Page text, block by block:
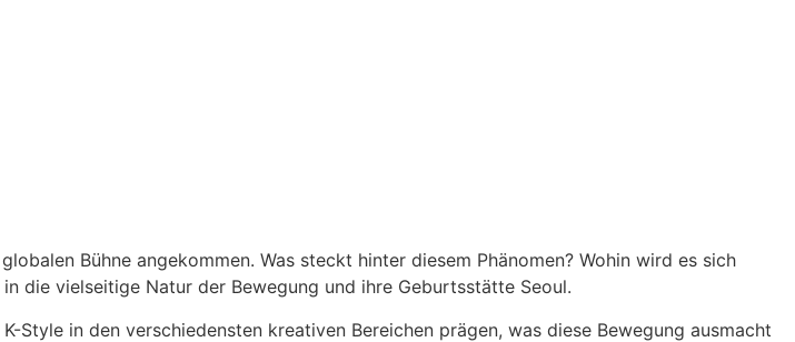
Bühne angekommen. Was steckt hinter diesem Phänomen? Wohin wird es sich
die vielseitige Natur der Bewegung und ihre Geburtsstätte Seoul.
Style in den verschiedensten kreativen Bereichen prägen, was diese Bewegung ausmacht